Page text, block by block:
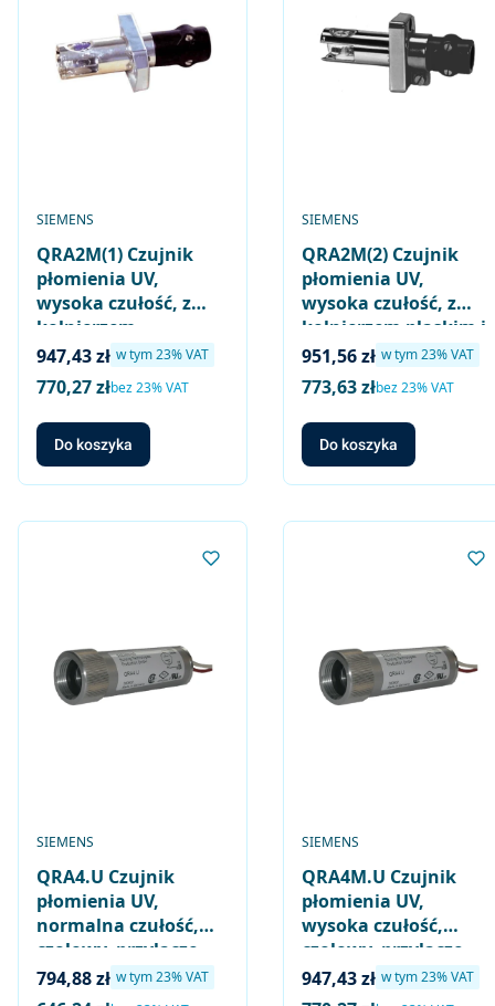
QRA2M(1) Czujnik
płomienia UV,
wysoka czułość, z
kołnierzem
zaokrąglonym i
obejmą
PRODUCENT
SIEMENS
Cena brutto
947,43 zł w tym %s VAT
w tym23%VAT
Cena netto
770,27 złbez 23% VAT
Do koszyka
QRA2M(2) Czujnik
płomienia UV,
wysoka czułość, z
kołnierzem płaskim i
obejmą
PRODUCENT
SIEMENS
Cena brutto
951,56 zł w tym %s VAT
w tym23%VAT
Cena netto
773,63 złbez 23% VAT
Do koszyka
QRA4.U Czujnik
płomienia UV,
normalna czułość,
czołowy, przyłącze
gwintowe 3/4″ - 14
NPSM
PRODUCENT
SIEMENS
Cena brutto
794,88 zł w tym %s VAT
w tym23%VAT
QRA4M.U Czujnik
płomienia UV,
wysoka czułość,
czołowy, przyłącze
gwintowe 3/4″ - 14
NPSM
PRODUCENT
SIEMENS
Cena brutto
947,43 zł w tym %s VAT
w tym23%VAT